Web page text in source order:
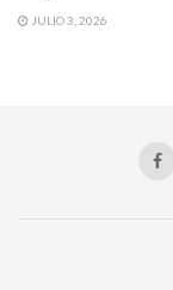
JULIO 3, 2026